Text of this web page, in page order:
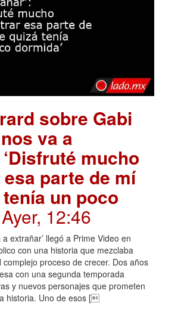
sobre Gabi
va a
mucho
parte de mí
un poco
12:46
extrañar’ llegó a Prime Video en
con una historia que mezclaba
proceso de crecer. Dos años
con una segunda temporada
y nuevos personajes que prometen
historia. Uno de esos [